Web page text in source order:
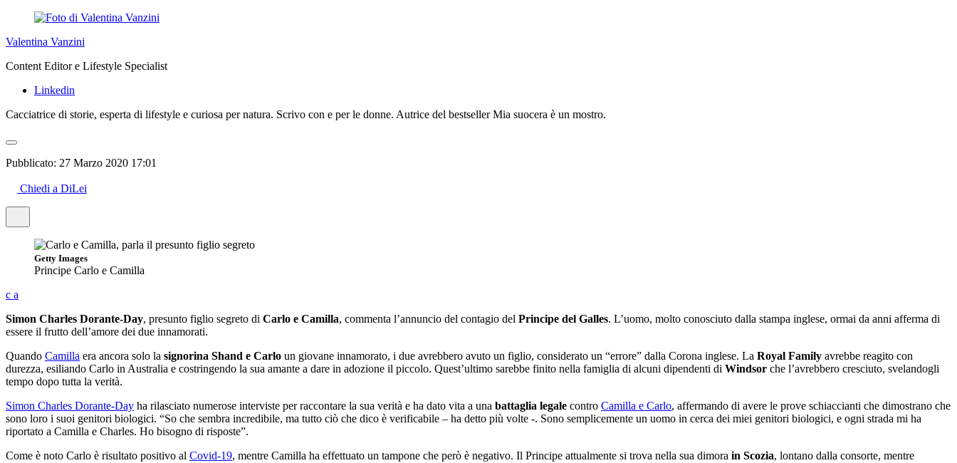
Valentina Vanzini
Content Editor e Lifestyle Specialist
Linkedin
Cacciatrice di storie, esperta di lifestyle e curiosa per natura. Scrivo con e per le donne. Autrice del bestseller Mia suocera è un mostro.
Pubblicato: 27 Marzo 2020 17:01
Chiedi a DiLei
Getty Images
Principe Carlo e Camilla
c a
Simon Charles Dorante-Day, presunto figlio segreto di Carlo e Camilla, commenta l’annuncio del contagio del Principe del Galles. L’uomo, molto conosciuto dalla stampa inglese, ormai da anni afferma di
essere il frutto dell’amore dei due innamorati.
Quando Camilla era ancora solo la signorina Shand e Carlo un giovane innamorato, i due avrebbero avuto un figlio, considerato un “errore” dalla Corona inglese. La Royal Family avrebbe reagito con
durezza, esiliando Carlo in Australia e costringendo la sua amante a dare in adozione il piccolo. Quest’ultimo sarebbe finito nella famiglia di alcuni dipendenti di Windsor che l’avrebbero cresciuto, svelandogli
tempo dopo tutta la verità.
Simon Charles Dorante-Day ha rilasciato numerose interviste per raccontare la sua verità e ha dato vita a una battaglia legale contro Camilla e Carlo, affermando di avere le prove schiaccianti che dimostrano che
sono loro i suoi genitori biologici. “So che sembra incredibile, ma tutto ciò che dico è verificabile – ha detto più volte -. Sono semplicemente un uomo in cerca dei miei genitori biologici, e ogni strada mi ha
riportato a Camilla e Charles. Ho bisogno di risposte”.
Come è noto Carlo è risultato positivo al Covid-19, mentre Camilla ha effettuato un tampone che però è negativo. Il Principe attualmente si trova nella sua dimora in Scozia, lontano dalla consorte, mentre